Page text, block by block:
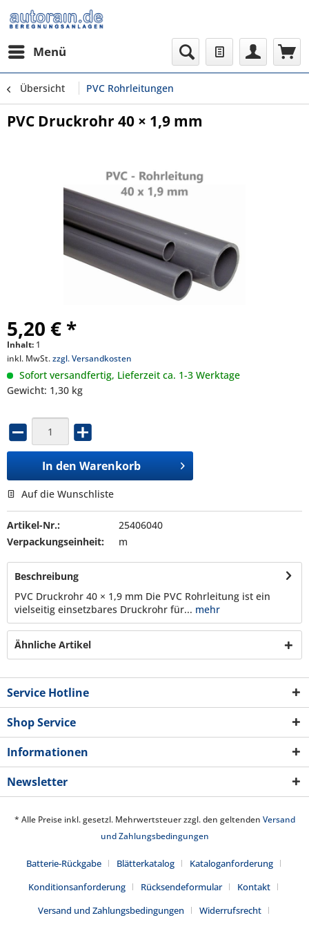
Menü
Übersicht PVC Rohrleitungen
PVC Druckrohr 40 × 1,9 mm
5,20 € *
Inhalt: 1
inkl. MwSt.zzgl. Versandkosten
Sofort versandfertig, Lieferzeit ca. 1-3 Werktage
Gewicht: 1,30 kg
In den Warenkorb
Auf die Wunschliste
Artikel-Nr.:
25406040
Verpackungseinheit:
m
Beschreibung
PVC Druckrohr 40 × 1,9 mm Die PVC Rohrleitung ist ein
vielseitig einsetzbares Druckrohr für... mehr
Ähnliche Artikel
Service Hotline
Shop Service
Informationen
Newsletter
* Alle Preise inkl. gesetzl. Mehrwertsteuer zzgl. den geltenden Versand
und Zahlungsbedingungen
Batterie-Rückgabe Blätterkatalog
Kataloganforderung
Konditionsanforderung
Rücksendeformular
Kontakt
Versand und Zahlungsbedingungen
Widerrufsrecht